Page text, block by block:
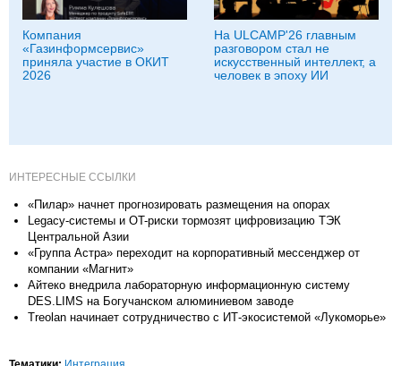
Компания
«Газинформсервис»
приняла участие в ОКИТ
2026
На ULCAMP'26 главным
разговором стал не
искусственный интеллект, а
человек в эпоху ИИ
ИНТЕРЕСНЫЕ ССЫЛКИ
«Пилар» начнет прогнозировать размещения на опорах
Legacy-системы и OT-риски тормозят цифровизацию ТЭК
Центральной Азии
«Группа Астра» переходит на корпоративный мессенджер от
компании «Магнит»
Айтеко внедрила лабораторную информационную систему
DES.LIMS на Богучанском алюминиевом заводе
Treolan начинает сотрудничество с ИТ-экосистемой «Лукоморье»